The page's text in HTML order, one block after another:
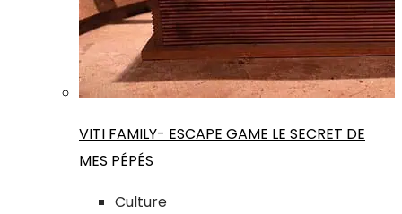
VITI FAMILY- ESCAPE GAME LE SECRET DE
MES PÉPÉS
Culture